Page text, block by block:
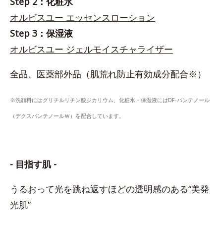
オルビスユー エッセンスローション
Step 3：保湿液
オルビスユー ジェルモイスチャライザー
全品、医薬部外品（肌荒れ防止有効成分配合※）
※洗顔料にはグリチルリチン酸ジカリウム、化粧水・保湿液にはDF-パンテノール
（デクスパンテノールＷ）を配合しています。
- 目指す肌 -
うるおって光を跳ね返すほどの透明感のある“美発
光肌”